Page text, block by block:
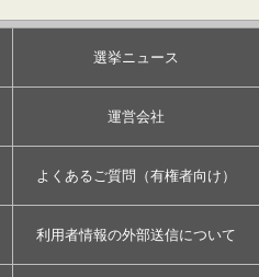
選挙ニュース
運営会社
よくあるご質問（有権者向け）
利用者情報の外部送信について